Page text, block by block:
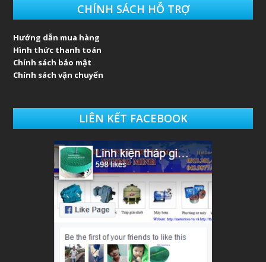
CHÍNH SÁCH HỖ TRỢ
Hướng dẫn mua hàng
Hình thức thanh toán
Chính sách bảo mật
Chính sách vận chuyển
LIÊN KẾT FACEBOOK